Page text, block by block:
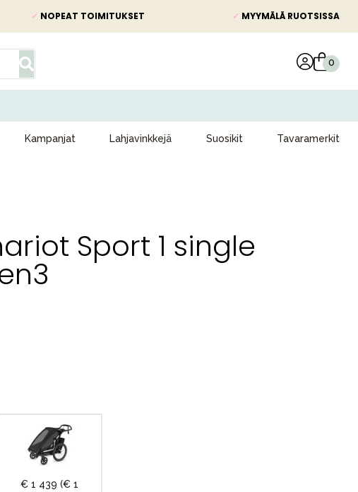
✓ NOPEAT TOIMITUKSET ✓ MYYMÄLÄ RUOTSISSA
Kampanjat Lahjavinkkejä Suosikit Tavaramerkit
Sport 1 single
€ 1 439 (€ 1